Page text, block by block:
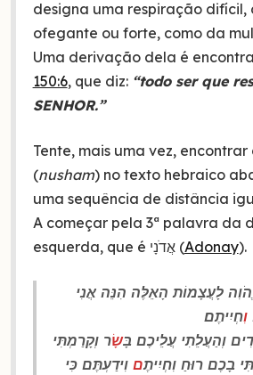
designa uma respiração
ofegante ou forte, como da
Uma derivação dela é
150:6, que diz: “todo ser que
SENHOR.”
Tente, mais uma vez,
(nusham) no texto hebraico
uma sequência de distância
A começar pela 3ª palavra da
esquerda, que é אֲדֹנָי (Adonay).
לָעֲצָמוֹת הָאֵלֶּה הִנֵּה אֲנִי
וִחְיִיתֶם׃
וְהַעֲלֵתִי עֲלֵיכֶם בָּשָׂר וְקָרַמְתִּי
בָכֶם רוּחַ וִחְיִיתֶםוִידַעְתֶּם כִּי